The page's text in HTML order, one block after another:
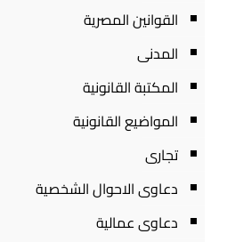
القوانين المصرية
المدنى
المكتبة القانونية
المواضيع القانونية
تجارى
دعاوى الاحوال الشخصية
دعاوى عمالية